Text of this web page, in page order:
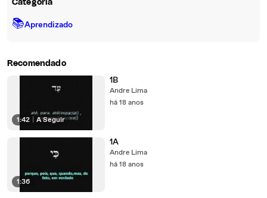
Categoria
📚Aprendizado
Recomendado
1:42 A Seguir
1B
Andre Lima
há 18 anos
1:36
1A
Andre Lima
há 18 anos